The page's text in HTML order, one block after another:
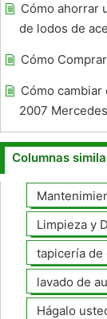
Cómo ahorrar
de lodos de
Cómo
Cómo
2007
Columnas
Limpieza y
tapicería de
lavado de
Hágalo